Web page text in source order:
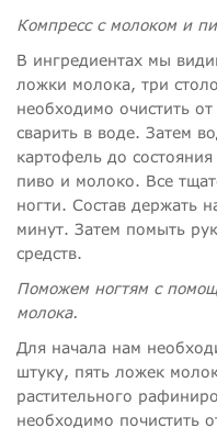
Компресс с молоком и
В ингредиентах мы
ложки молока, три
необходимо очистить
сварить в воде. Затем
картофель до
пиво и молоко. Все
ногти. Состав держать
минут. Затем помыть
средств.
Поможем ногтям с
молока.
Для начала нам
штуку, пять ложек
растительного
необходимо почистить